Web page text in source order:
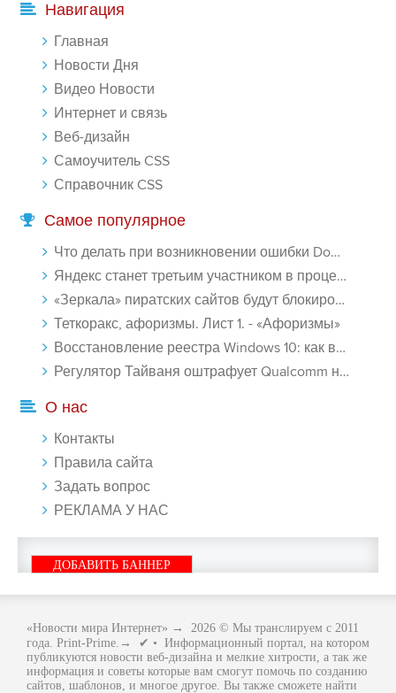
Навигация
Главная
Новости Дня
Видео Новости
Интернет и связь
Веб-дизайн
Самоучитель CSS
Справочник CSS
Самое популярное
Что делать при возникновении ошибки Download interrupted в Chrome - «Windows»
Яндекс станет третьим участником в процессе ФАС против Google - «Интернет»
«Зеркала» пиратских сайтов будут блокироваться! - «Интернет»
Теткоракс, афоризмы. Лист 1. - «Афоризмы»
Восстановление реестра Windows 10: как восстановить реестр Виндовс 10 - «Windows»
Регулятор Тайваня оштрафует Qualcomm на $774 млн - «Новости сети»
О нас
Контакты
Правила сайта
Задать вопрос
РЕКЛАМА У НАС
ДОБАВИТЬ БАННЕР
«Новости мира Интернет» → 2026 © Мы транслируем с 2011
года. Print-Prime.→ ✔ • Информационный портал, на котором
публикуются новости веб-дизайна и мелкие хитрости, а так же
информация и советы которые вам смогут помочь по созданию
сайтов, шаблонов, и многое другое. Вы также сможете найти